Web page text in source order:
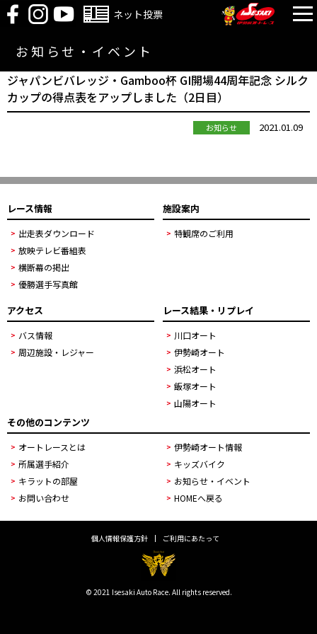
ネット投票
お知らせ・イベント
ジャパンビバレッジ・Gamboo杯 GI開場44周年記念 シルク
カップの得点表をアップしました（2日目）
お知らせ 2021.01.09
レース情報
出走表ダウンロード
放映テレビ番組表
横断幕の掲出
優勝選手写真館
施設案内
特観席のご利用
アクセス
バス情報
周辺施設・レジャー
レース結果・リプレイ
川口オート
伊勢崎オート
浜松オート
飯塚オート
山陽オート
その他のコンテンツ
オートレースとは
伊勢崎オート情報
所属選手紹介
キッズバイク
キラットの部屋
お知らせ・イベント
お問い合わせ
HOMEへ戻る
個人情報保護方針 ご利用にあたって
© 2021 Isesaki Auto Race. All rights reserved.